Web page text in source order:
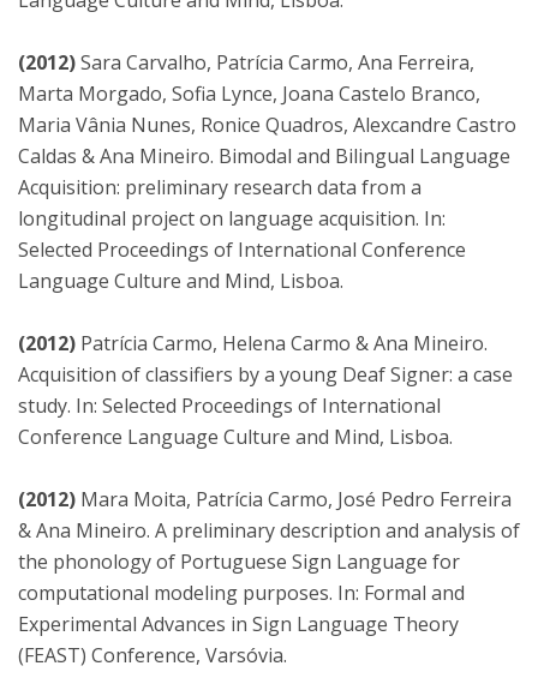
(2012)Sara Carvalho, Patrícia Carmo, Ana Ferreira,
Marta Morgado, Sofia Lynce, Joana Castelo Branco,
Maria Vânia Nunes, Ronice Quadros, Alexcandre Castro
Caldas & Ana Mineiro. Bimodal and Bilingual Language
Acquisition: preliminary research data from a
longitudinal project on language acquisition. In:
Selected Proceedings of International Conference
Language Culture and Mind, Lisboa.
(2012) Patrícia Carmo, Helena Carmo & Ana Mineiro.
Acquisition of classifiers by a young Deaf Signer: a case
study. In: Selected Proceedings of International
Conference Language Culture and Mind, Lisboa.
(2012) Mara Moita, Patrícia Carmo, José Pedro Ferreira
& Ana Mineiro. A preliminary description and analysis of
the phonology of Portuguese Sign Language for
computational modeling purposes. In: Formal and
Experimental Advances in Sign Language Theory
(FEAST) Conference, Varsóvia.